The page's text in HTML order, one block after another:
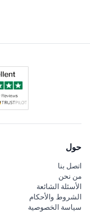
حول
اتصل بنا
من نحن
الأسئلة الشائعة
الشروط والأحكام
سياسة الخصوصية